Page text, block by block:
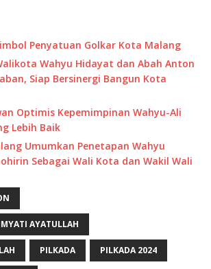
Penyatuan Golkar Kota Malang
Wahyu Hidayat dan Abah Anton
Siap Bersinergi Bangun Kota
Optimis Kepemimpinan Wahyu-Ali
Lebih Baik
Umumkan Penetapan Wahyu
Sebagai Wali Kota dan Wakil Wali
AYATULLAH
PILKADA PILKADA 2024